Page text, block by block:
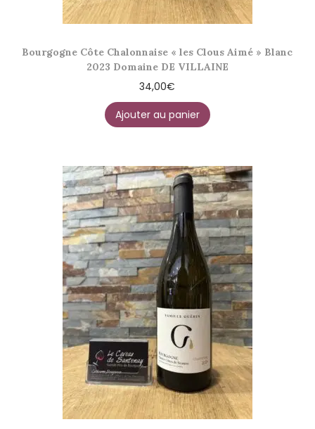
Bourgogne Côte Chalonnaise « les Clous Aimé » Blanc
2023 Domaine DE VILLAINE
34,00€
Ajouter au panier